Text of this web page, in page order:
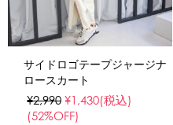
サイドロゴテープジャージナ
ロースカート
¥2,990 ¥1,430(税込)
(52%OFF)